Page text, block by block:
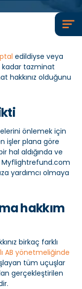
edildiyse veya
kadar tazminat
hakkınız olduğunu
önlemek için
işler plana göre
hal aldığında ve
Myflightrefund.com
yardımcı olmaya
hakkım
birkaç farklı
AB yönetmeliğinde
tüm uçuşlar
gerçekleştirilen